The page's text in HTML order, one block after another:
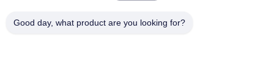
Indirizzo
Good day, what product are you looking for?